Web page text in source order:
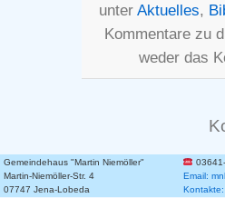
unter Aktuelles,
Kommentare zu
weder das
Gemeindehaus "Martin Niemöller"
Martin-Niemöller-Str. 4
Email:
07747 Jena-Lobeda